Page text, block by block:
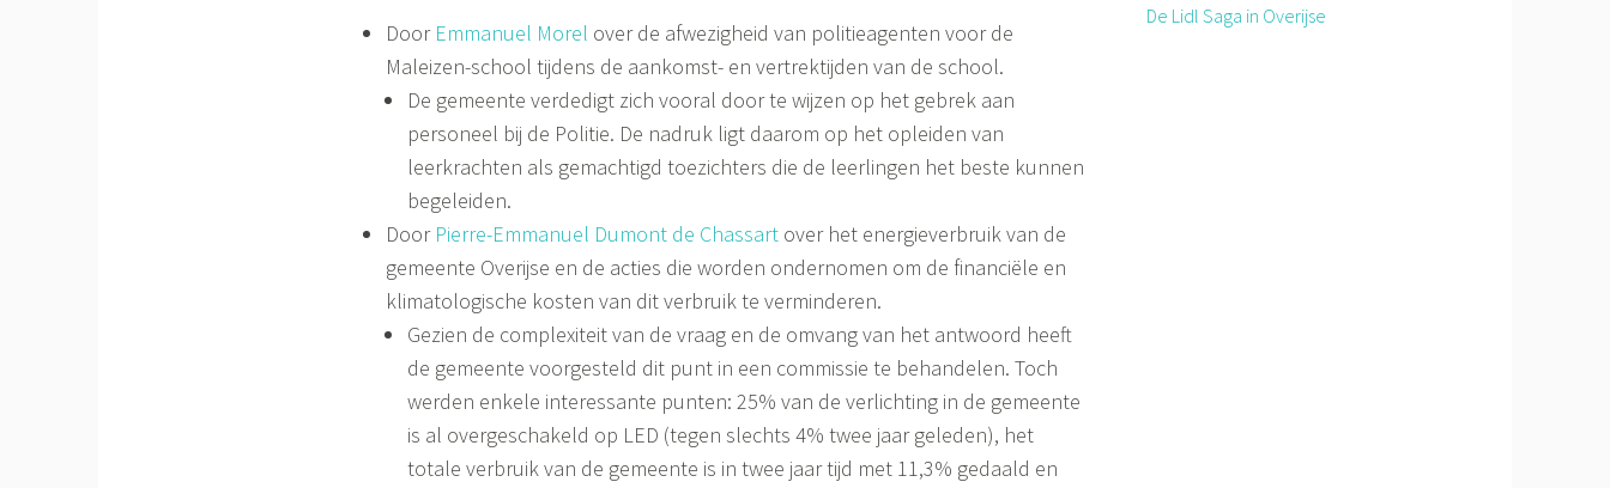
Door Emmanuel Morel over de afwezigheid van politieagenten voor de
Maleizen-school tijdens de aankomst- en vertrektijden van de school.
De gemeente verdedigt zich vooral door te wijzen op het gebrek aan
personeel bij de Politie. De nadruk ligt daarom op het opleiden van
leerkrachten als gemachtigd toezichters die de leerlingen het beste kunnen
begeleiden.
Door Pierre-Emmanuel Dumont de Chassartover het energieverbruik van de
gemeente Overijse en de acties die worden ondernomen om de financiële en
klimatologische kosten van dit verbruik te verminderen.
Gezien de complexiteit van de vraag en de omvang van het antwoord heeft
de gemeente voorgesteld dit punt in een commissie te behandelen. Toch
werden enkele interessante punten: 25% van de verlichting in de gemeente
is al overgeschakeld op LED (tegen slechts 4% twee jaar geleden), het
totale verbruik van de gemeente is in twee jaar tijd met 11,3% gedaald en
De Lidl Saga in Overijse